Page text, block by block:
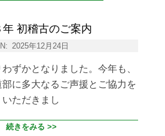
年 初稽古のご案内
2025年12月24日
ずかとなりました。今年も、
に多大なるご声援とご協力を
いただきまし
続きをみる >>